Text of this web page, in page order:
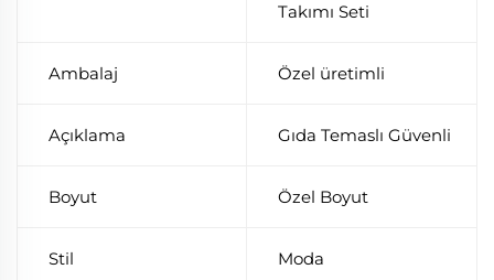
Takımı Seti
Ambalaj Özel üretimli
Açıklama Gıda Temaslı Güvenli
Boyut Özel Boyut
Stil Moda